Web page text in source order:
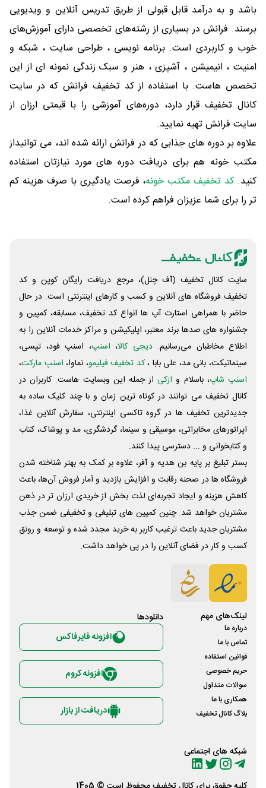
باشد و به درآمد قابل قبولی از طریق تدریس آنلاین و ویدیویی
برسند. فرانش در بسیاری از رشته‌های تخصصی دارای آموزش‌های
خوب و کاربردی است. برنامه نویسی ، طراحی سایت ، شبکه و
امنیت ، انیمیشن ، آشپزی ، هنر و سبک زندگی نمونه ای از این
تخصص هاست. با استفاده از کد تخفیف فرانش که در سایت
کانال تخفیف قرار دارد، دوره‌های آموزشی را با قیمتی ارزان از
سایت فرانش تهیه نمایید.
علاوه بر دوره های جذابی که در فرانش ارائه شده اند، می توانیداز
مکتب خونه هم برای دریافت دوره های مورد نیازتان استفاده
کنید. کد تخفیف مکتب خونه، فرصت یادگیری با صرف هزینه کم
تر را برای شما عزیزان فراهم کرده است.
سایت کانال تخفیف (آف چنل)، مرجع دریافت رایگان کوپن و کد
تخفیف فروشگاه های آنلاین و کسب و‌ کارهای اینترنتی است. در حال
حاضر با همراهی استارت آپ ها انواع کد تخفیف، مسابقه، کمپین و
جشنواره های صدها برند معتبر، اپلیکیشن و مراکز خدمات آنلاین را به
اطلاع مخاطبان می‌رسانیم. دیجی کالا، اسنپ، اسنپ فود، تپسی،
سینماتیکت، بانی مد، علی‌ بابا ،کد تخفیف فیلیمو، نماوا، اسنپ مارکت،
اسنپ شاپ، باسلام و ازکی از جمله این وبسایت ‌هاست. کاربران در
کانال تخفیف می توانند در کوتاه ترین زمان و با چند کلیک ساده به
جدیدترین تخفیف ها در گروه تاکسی اینترنتی، سفارش آنلاین غذا،
اپراتورهای مخابراتی، موسیقی و سینما، گردشگری، مد و پوشاک، کتاب
و کتابخوانی و ... دسترسی پیدا کنند.
بستر تبلیغ بر پایه بن هدیه و آفر، علاوه بر کمک به بهتر شناخته شدن
فروشگاه ها در صحنه رقابت و افزایش بازدید و آمار فروش آن‌ها، باعث
کاهش هزینه و ایجاد تجربه‌ای لذت بخش از خریدی ارزان تر در ذهن
مشتریان خواهد شد. چنین کمپین های تبلیغی و تخفیفی ضمن جذب
مشتریان جدید باعث ترغیب کاربر به خرید مجدد شده و توسعه و رونق
کسب و کار در فضای آنلاین را در پی خواهد داشت.
لینک‌های مهم
درباره ما
تماس با ما
قوانین استفاده
حریم خصوصی
سوالات متداول
همکاری با ما
بلاگ کانال تخفیف
شبکه های اجتماعی
دانلود‌ها
افزونه فایرفاکس
افزونه کروم
دریافت از بازار